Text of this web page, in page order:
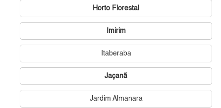
Horto Florestal
Imirim
Itaberaba
Jaçanã
Jardim Almanara